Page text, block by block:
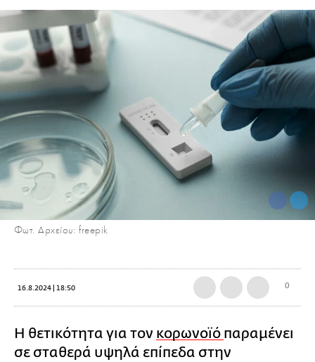
Φωτ. Αρχείου: freepik
16.8.2024 | 18:50 0
Η θετικότητα για τον κορωνοϊό παραμένει
σε σταθερά υψηλά επίπεδα στην